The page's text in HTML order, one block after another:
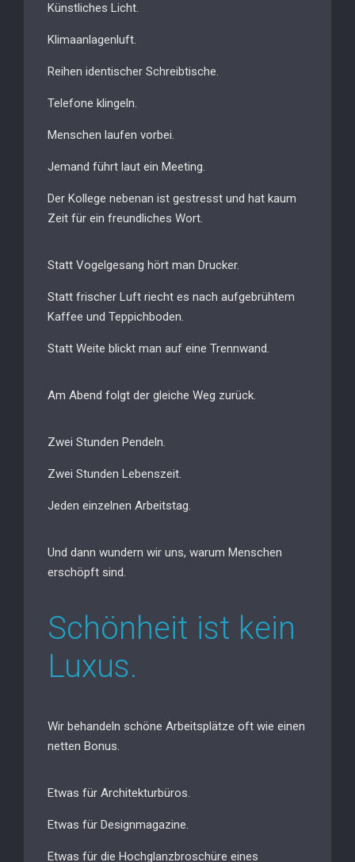
Künstliches Licht.
Klimaanlagenluft.
Reihen identischer Schreibtische.
Telefone klingeln.
Menschen laufen vorbei.
Jemand führt laut ein Meeting.
Der Kollege nebenan ist gestresst und hat kaum
Zeit für ein freundliches Wort.
Statt Vogelgesang hört man Drucker.
Statt frischer Luft riecht es nach aufgebrühtem
Kaffee und Teppichboden.
Statt Weite blickt man auf eine Trennwand.
Am Abend folgt der gleiche Weg zurück.
Zwei Stunden Pendeln.
Zwei Stunden Lebenszeit.
Jeden einzelnen Arbeitstag.
Und dann wundern wir uns, warum Menschen
erschöpft sind.
Schönheit ist kein
Luxus.
Wir behandeln schöne Arbeitsplätze oft wie einen
netten Bonus.
Etwas für Architekturbüros.
Etwas für Designmagazine.
Etwas für die Hochglanzbroschüre eines